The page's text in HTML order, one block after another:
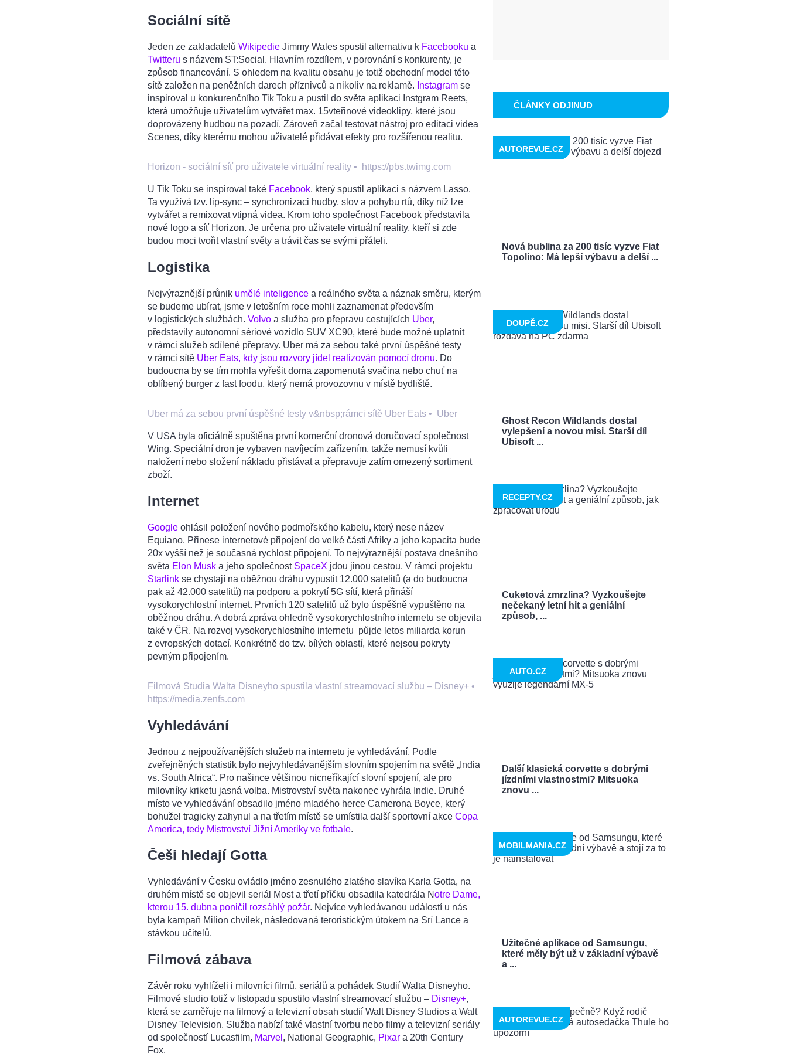
Sociální sítě
Jeden ze zakladatelů Wikipedie Jimmy Wales spustil alternativu k Facebooku a
Twitteru s názvem ST:Social. Hlavním rozdílem, v porovnání s konkurenty, je
způsob financování. S ohledem na kvalitu obsahu je totiž obchodní model této
sítě založen na peněžních darech příznivců a nikoliv na reklamě. Instagram se
inspiroval u konkurenčního Tik Toku a pustil do světa aplikaci Instgram Reets,
která umožňuje uživatelům vytvářet max. 15vteřinové videoklipy, které jsou
doprovázeny hudbou na pozadí. Zároveň začal testovat nástroj pro editaci videa
Scenes, díky kterému mohou uživatelé přidávat efekty pro rozšířenou realitu.
Horizon - sociální síť pro uživatele virtuální reality • https://pbs.twimg.com
U Tik Toku se inspiroval také Facebook, který spustil aplikaci s názvem Lasso.
Ta využívá tzv. lip-sync – synchronizaci hudby, slov a pohybu rtů, díky níž lze
vytvářet a remixovat vtipná videa. Krom toho společnost Facebook představila
nové logo a síť Horizon. Je určena pro uživatele virtuální reality, kteří si zde
budou moci tvořit vlastní světy a trávit čas se svými přáteli.
Logistika
Nejvýraznější průnik umělé inteligence a reálného světa a náznak směru, kterým
se budeme ubírat, jsme v letošním roce mohli zaznamenat především
v logistických službách. Volvo a služba pro přepravu cestujících Uber,
představily autonomní sériové vozidlo SUV XC90, které bude možné uplatnit
v rámci služeb sdílené přepravy. Uber má za sebou také první úspěšné testy
v rámci sítě Uber Eats, kdy jsou rozvory jídel realizován pomocí dronu. Do
budoucna by se tím mohla vyřešit doma zapomenutá svačina nebo chuť na
oblíbený burger z fast foodu, který nemá provozovnu v místě bydliště.
Uber má za sebou první úspěšné testy v&nbsp;rámci sítě Uber Eats • Uber
V USA byla oficiálně spuštěna první komerční dronová doručovací společnost
Wing. Speciální dron je vybaven navíjecím zařízením, takže nemusí kvůli
naložení nebo složení nákladu přistávat a přepravuje zatím omezený sortiment
zboží.
Internet
Google ohlásil položení nového podmořského kabelu, který nese název
Equiano. Přinese internetové připojení do velké části Afriky a jeho kapacita bude
20x vyšší než je současná rychlost připojení. To nejvýraznější postava dnešního
světa Elon Musk a jeho společnost SpaceX jdou jinou cestou. V rámci projektu
Starlink se chystají na oběžnou dráhu vypustit 12.000 satelitů (a do budoucna
pak až 42.000 satelitů) na podporu a pokrytí 5G sítí, která přináší
vysokorychlostní internet. Prvních 120 satelitů už bylo úspěšně vypuštěno na
oběžnou dráhu. A dobrá zpráva ohledně vysokorychlostního internetu se objevila
také v ČR. Na rozvoj vysokorychlostního internetu půjde letos miliarda korun
z evropských dotací. Konkrétně do tzv. bílých oblastí, které nejsou pokryty
pevným připojením.
Filmová Studia Walta Disneyho spustila vlastní streamovací službu – Disney+ •
https://media.zenfs.com
Vyhledávání
Jednou z nejpoužívanějších služeb na internetu je vyhledávání. Podle
zveřejněných statistik bylo nejvyhledávanějším slovním spojením na světě „India
vs. South Africa“. Pro našince většinou nicneříkající slovní spojení, ale pro
milovníky kriketu jasná volba. Mistrovství světa nakonec vyhrála Indie. Druhé
místo ve vyhledávání obsadilo jméno mladého herce Camerona Boyce, který
bohužel tragicky zahynul a na třetím místě se umístila další sportovní akce Copa
America, tedy Mistrovství Jižní Ameriky ve fotbale.
Češi hledají Gotta
Vyhledávání v Česku ovládlo jméno zesnulého zlatého slavíka Karla Gotta, na
druhém místě se objevil seriál Most a třetí příčku obsadila katedrála Notre Dame,
kterou 15. dubna poničil rozsáhlý požár. Nejvíce vyhledávanou událostí u nás
byla kampaň Milion chvilek, následovaná teroristickým útokem na Srí Lance a
stávkou učitelů.
Filmová zábava
Závěr roku vyhlíželi i milovníci filmů, seriálů a pohádek Studií Walta Disneyho.
Filmové studio totiž v listopadu spustilo vlastní streamovací službu – Disney+,
která se zaměřuje na filmový a televizní obsah studií Walt Disney Studios a Walt
Disney Television. Služba nabízí také vlastní tvorbu nebo filmy a televizní seriály
od společností Lucasfilm, Marvel , National Geographic, Pixar a 20th Century
Fox.
ČLÁNKY ODJINUD
Nová bublina za 200 tisíc vyzve Fiat
Topolino: Má lepší výbavu a delší ...
AUTOREVUE.CZ
Ghost Recon Wildlands dostal
vylepšení a novou misi. Starší díl
Ubisoft ...
DOUPĚ.CZ
Cuketová zmrzlina? Vyzkoušejte
nečekaný letní hit a geniální
způsob, ...
RECEPTY.CZ
Další klasická corvette s dobrými
jízdními vlastnostmi? Mitsuoka
znovu ...
AUTO.CZ
Užitečné aplikace od Samsungu,
které měly být už v základní výbavě
a ...
MOBILMANIA.CZ
AUTOREVUE.CZ